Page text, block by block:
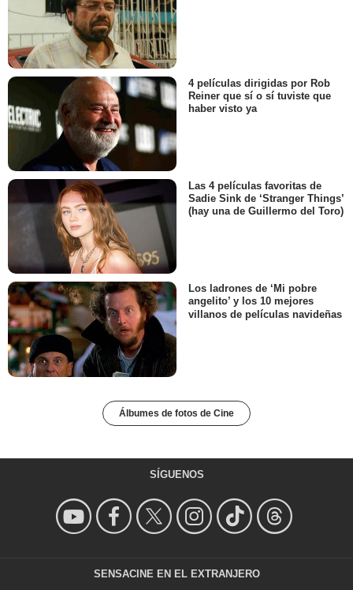
4 películas dirigidas por Rob
Reiner que sí o sí tuviste que
haber visto ya
Las 4 películas favoritas de
Sadie Sink de ‘Stranger Things’
(hay una de Guillermo del Toro)
Los ladrones de ‘Mi pobre
angelito’ y los 10 mejores
villanos de películas navideñas
Álbumes de fotos de Cine
SÍGUENOS
SENSACINE EN EL EXTRANJERO